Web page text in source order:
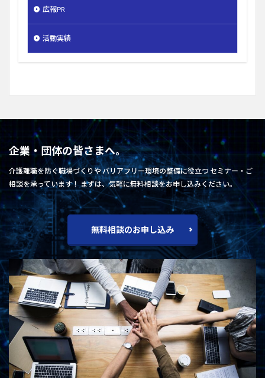
広報PR
活動実績
企業・団体の皆さまへ。
介護離職を防ぐ職場づくりや バリアフリー環境の整備に役立つ セミナー・ご
相談を承っています！ まずは、気軽に無料相談をお申し込みください。
無料相談のお申し込み